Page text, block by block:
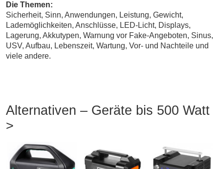
Die Themen:
Sicherheit, Sinn, Anwendungen, Leistung, Gewicht,
Lademöglichkeiten, Anschlüsse, LED-Licht, Displays,
Lagerung, Akkutypen, Warnung vor Fake-Angeboten, Sinus,
USV, Aufbau, Lebenszeit, Wartung, Vor- und Nachteile und
viele andere.
Alternativen – Geräte bis 500 Watt
>